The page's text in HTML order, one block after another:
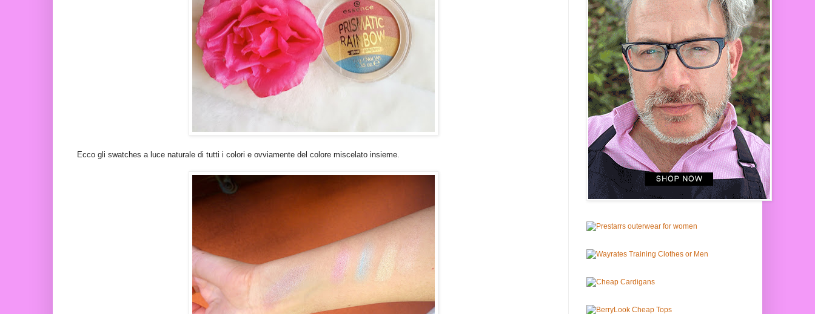
Ecco gli swatches a luce naturale di tutti i colori e ovviamente del colore miscelato insieme.